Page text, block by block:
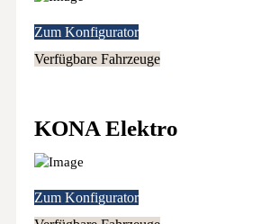
Zum Konfigurator
Verfügbare Fahrzeuge
KONA Elektro
Zum Konfigurator